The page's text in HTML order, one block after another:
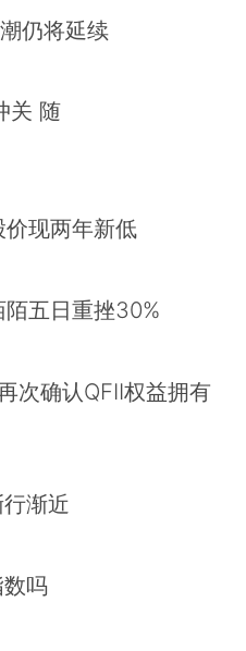
仍将延续
关 随
现两年新低
五日重挫30%
次确认QFII权益拥有
渐近
吗